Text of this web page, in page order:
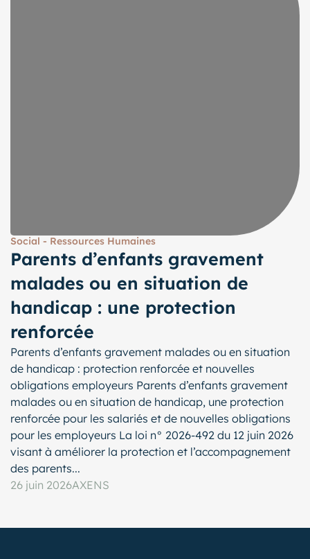
Social - Ressources Humaines
Parents d’enfants gravement
malades ou en situation de
handicap : une protection
renforcée
Parents d’enfants gravement malades ou en situation
de handicap : protection renforcée et nouvelles
obligations employeurs Parents d’enfants gravement
malades ou en situation de handicap, une protection
renforcée pour les salariés et de nouvelles obligations
pour les employeurs La loi n° 2026-492 du 12 juin 2026
visant à améliorer la protection et l’accompagnement
des parents...
26 juin 2026AXENS